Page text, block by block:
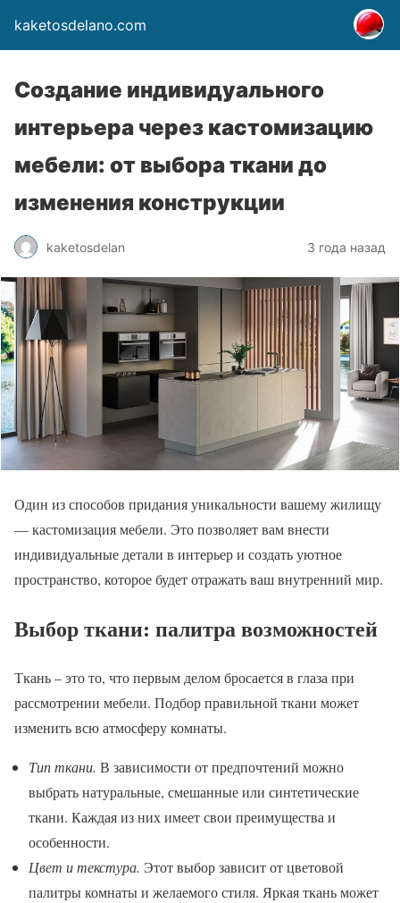
kaketosdelano.com
Создание индивидуального
интерьера через кастомизацию
мебели: от выбора ткани до
изменения конструкции
kaketosdelan 3 года назад
Один из способов придания уникальности вашему жилищу
— кастомизация мебели. Это позволяет вам внести
индивидуальные детали в интерьер и создать уютное
пространство, которое будет отражать ваш внутренний мир.
Выбор ткани: палитра возможностей
Ткань – это то, что первым делом бросается в глаза при
рассмотрении мебели. Подбор правильной ткани может
изменить всю атмосферу комнаты.
Тип ткани. В зависимости от предпочтений можно
выбрать натуральные, смешанные или синтетические
ткани. Каждая из них имеет свои преимущества и
особенности.
Цвет и текстура. Этот выбор зависит от цветовой
палитры комнаты и желаемого стиля. Яркая ткань может